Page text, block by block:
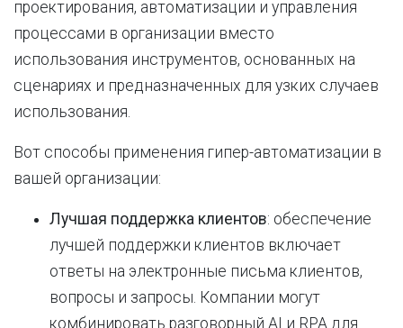
проектирования, автоматизации и управления
процессами в организации вместо
использования инструментов, основанных на
сценариях и предназначенных для узких случаев
использования.
Вот способы применения гипер-автоматизации в
вашей организации:
Лучшая поддержка клиентов: обеспечение
лучшей поддержки клиентов включает
ответы на электронные письма клиентов,
вопросы и запросы. Компании могут
комбинировать разговорный AI и RPA для